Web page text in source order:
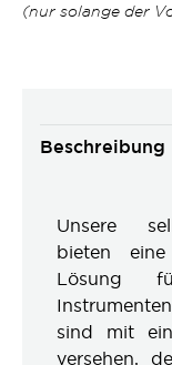
(nur solange der
Beschreibung
Unsere
bieten
Lösung
sind mit
versehen,